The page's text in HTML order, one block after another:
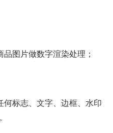
图片做数字渲染处理；
何标志、文字、边框、水印